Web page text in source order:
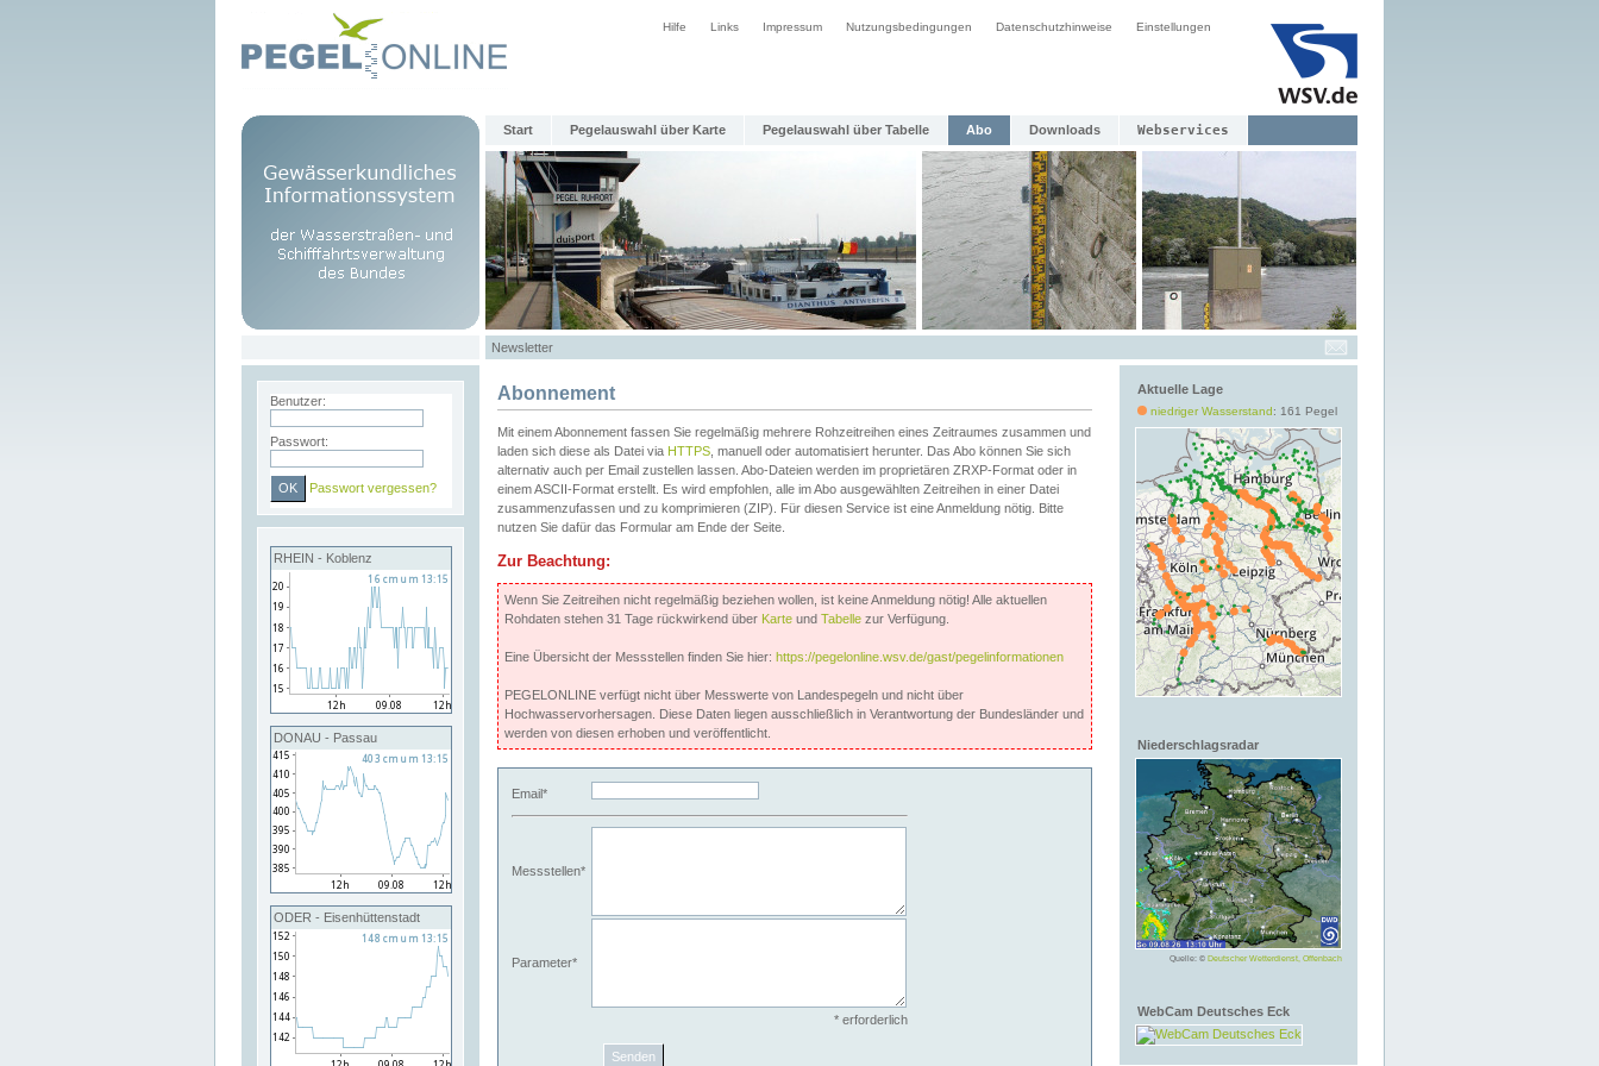
Hilfe Links Impressum Nutzungsbedingungen Datenschutzhinweise Einstellungen
Start Pegelauswahl über Karte Pegelauswahl über Tabelle Abo Downloads Webservices
Newsletter
Benutzer:
Passwort:
Passwort vergessen?
RHEIN - Koblenz
DONAU - Passau
ODER - Eisenhüttenstadt
Aktuelle Lage
niedriger Wasserstand: 161 Pegel
Niederschlagsradar
Quelle: © Deutscher Wetterdienst, Offenbach
WebCam Deutsches Eck
Abonnement
Mit einem Abonnement fassen Sie regelmäßig mehrere Rohzeitreihen eines Zeitraumes zusammen und
laden sich diese als Datei via HTTPS , manuell oder automatisiert herunter. Das Abo können Sie sich
alternativ auch per Email zustellen lassen. Abo-Dateien werden im proprietären ZRXP-Format oder in
einem ASCII-Format erstellt. Es wird empfohlen, alle im Abo ausgewählten Zeitreihen in einer Datei
zusammenzufassen und zu komprimieren (ZIP). Für diesen Service ist eine Anmeldung nötig. Bitte
nutzen Sie dafür das Formular am Ende der Seite.
Zur Beachtung:
Wenn Sie Zeitreihen nicht regelmäßig beziehen wollen, ist keine Anmeldung nötig! Alle aktuellen
Rohdaten stehen 31 Tage rückwirkend über Karte und Tabelle zur Verfügung.
Eine Übersicht der Messstellen finden Sie hier: https://pegelonline.wsv.de/gast/pegelinformationen
PEGELONLINE verfügt nicht über Messwerte von Landespegeln und nicht über
Hochwasservorhersagen. Diese Daten liegen ausschließlich in Verantwortung der Bundesländer und
werden von diesen erhoben und veröffentlicht.
Email*
Messstellen*
Parameter*
* erforderlich